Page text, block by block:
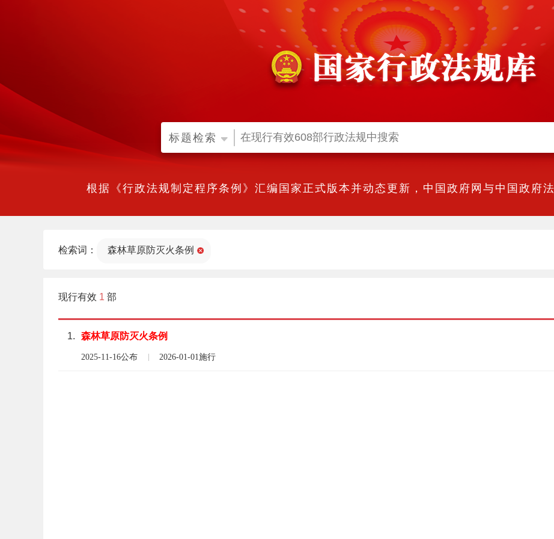
标题检索
根据《行政法规制定程序条例》汇编国家正式版本并动态更新，中国政府网与中国政府
检索词： 森林草原防灭火条例
现行有效 1 部
1. 森林草原防灭火条例
2025-11-16公布 2026-01-01施行